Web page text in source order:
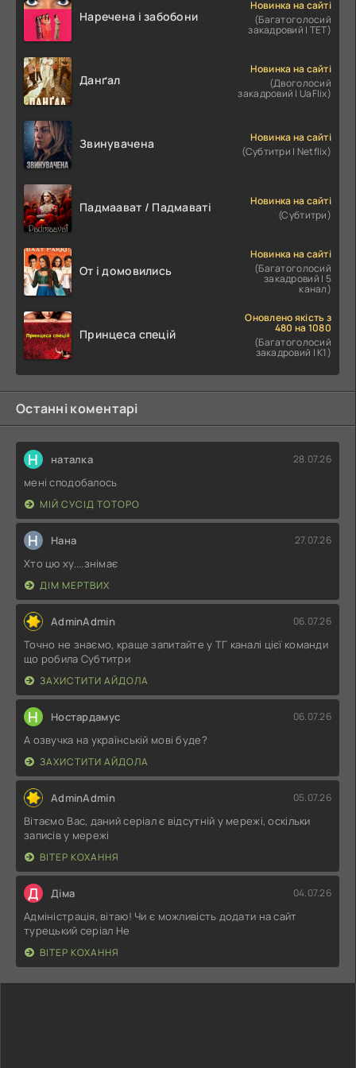
Наречена і забобони
Новинка на сайті
(Багатоголосий
закадровий | ТЕТ)
Данґал
Новинка на сайті
(Двоголосий
закадровий | UaFlix)
Звинувачена
Новинка на сайті
(Субтитри | Netflix)
Падмаават / Падмаваті
Новинка на сайті
(Субтитри)
От і домовились
Новинка на сайті
(Багатоголосий
закадровий | 5
канал)
Принцеса спецій
Оновлено якість з
480 на 1080
(Багатоголосий
закадровий | К1)
Останні коментарі
Н наталка 28.07.26
мені сподобалось
МІЙ СУСІД ТОТОРО
Н Нана 27.07.26
Хто цю ху....знімає
ДІМ МЕРТВИХ
AdminAdmin 06.07.26
Точно не знаємо, краще запитайте у ТГ каналі цієї команди
що робила Субтитри
ЗАХИСТИТИ АЙДОЛА
Н Ностардамус 06.07.26
А озвучка на українській мові буде?
ЗАХИСТИТИ АЙДОЛА
AdminAdmin 05.07.26
Вітаємо Вас, даний серіал є відсутній у мережі, оскільки
записів у мережі
ВІТЕР КОХАННЯ
Д Діма 04.07.26
Адміністрація, вітаю! Чи є можливість додати на сайт
турецький серіал Не
ВІТЕР КОХАННЯ